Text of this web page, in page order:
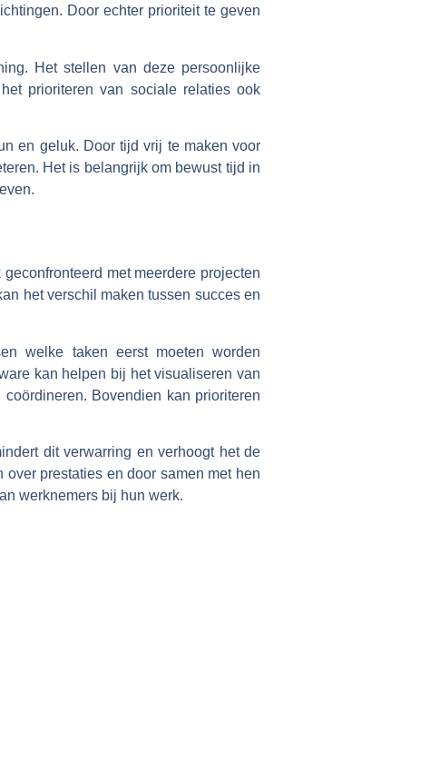
Door echter prioriteit te geven
Het stellen van deze persoonlijke
prioriteren van sociale relaties ook
en geluk. Door tijd vrij te maken voor
Het is belangrijk om bewust tijd in
met meerdere projecten
het verschil maken tussen succes en
welke taken eerst moeten worden
kan helpen bij het visualiseren van
Bovendien kan prioriteren
dit verwarring en verhoogt het de
prestaties en door samen met hen
werknemers bij hun werk.